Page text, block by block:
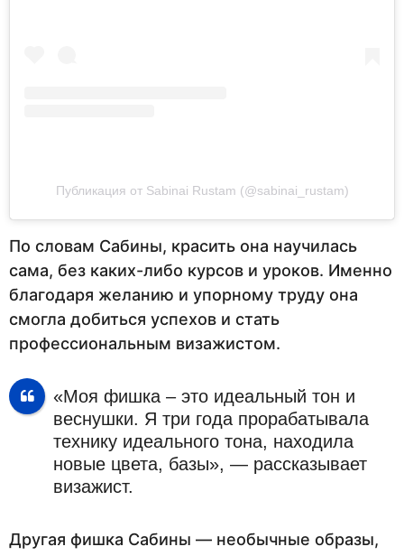
Публикация от Sabinai Rustam (@sabinai_rustam)
По словам Сабины, красить она научилась
сама, без каких-либо курсов и уроков. Именно
благодаря желанию и упорному труду она
смогла добиться успехов и стать
профессиональным визажистом.
«Моя фишка – это идеальный тон и
веснушки. Я три года прорабатывала
технику идеального тона, находила
новые цвета, базы», — рассказывает
визажист.
Другая фишка Сабины — необычные образы,